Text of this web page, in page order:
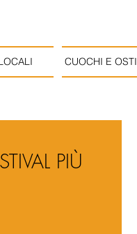
CUOCHI E OSTI
PIÙ